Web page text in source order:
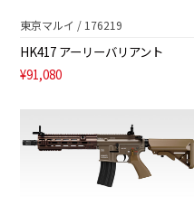
東京マルイ / 176219
HK417 アーリーバリアント
¥91,080